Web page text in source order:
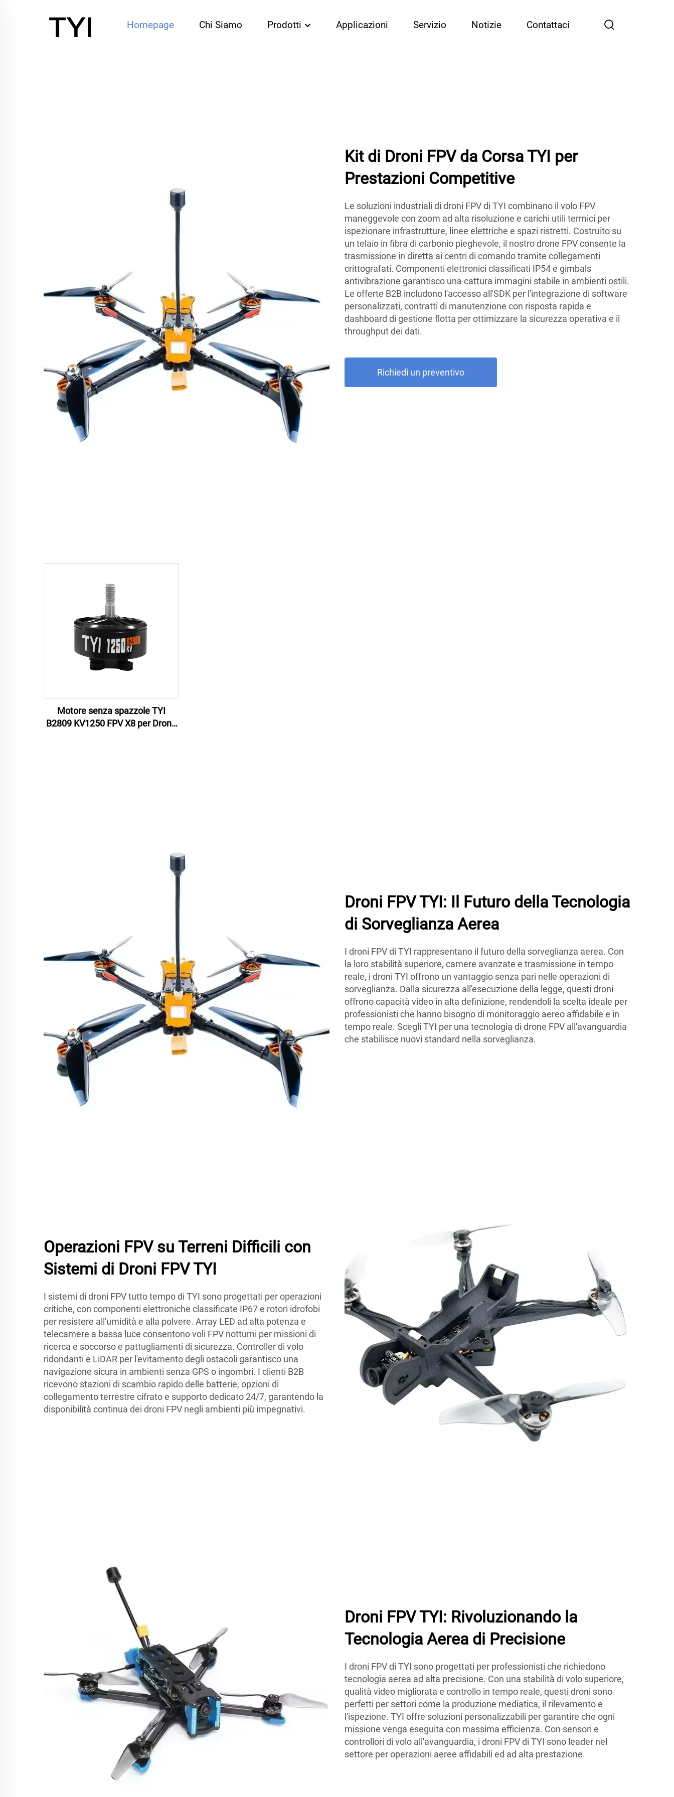
Homepage Chi Siamo Prodotti Applicazioni Servizio Notizie Contattaci
Kit di Droni FPV da Corsa TYI per
Prestazioni Competitive
Le soluzioni industriali di droni FPV di TYI combinano il volo FPV
maneggevole con zoom ad alta risoluzione e carichi utili termici per
ispezionare infrastrutture, linee elettriche e spazi ristretti. Costruito su
un telaio in fibra di carbonio pieghevole, il nostro drone FPV consente la
trasmissione in diretta ai centri di comando tramite collegamenti
crittografati. Componenti elettronici classificati IP54 e gimbals
antivibrazione garantisco una cattura immagini stabile in ambienti ostili.
Le offerte B2B includono l'accesso all'SDK per l'integrazione di software
personalizzati, contratti di manutenzione con risposta rapida e
dashboard di gestione flotta per ottimizzare la sicurezza operativa e il
throughput dei dati.
Richiedi un preventivo
Motore senza spazzole TYI
B2809 KV1250 FPV X8 per Drone
Droni FPV TYI: Il Futuro della Tecnologia
di Sorveglianza Aerea
I droni FPV di TYI rappresentano il futuro della sorveglianza aerea. Con
la loro stabilità superiore, camere avanzate e trasmissione in tempo
reale, i droni TYI offrono un vantaggio senza pari nelle operazioni di
sorveglianza. Dalla sicurezza all'esecuzione della legge, questi droni
offrono capacità video in alta definizione, rendendoli la scelta ideale per
professionisti che hanno bisogno di monitoraggio aereo affidabile e in
tempo reale. Scegli TYI per una tecnologia di drone FPV all'avanguardia
che stabilisce nuovi standard nella sorveglianza.
Operazioni FPV su Terreni Difficili con
Sistemi di Droni FPV TYI
I sistemi di droni FPV tutto tempo di TYI sono progettati per operazioni
critiche, con componenti elettroniche classificate IP67 e rotori idrofobi
per resistere all'umidità e alla polvere. Array LED ad alta potenza e
telecamere a bassa luce consentono voli FPV notturni per missioni di
ricerca e soccorso e pattugliamenti di sicurezza. Controller di volo
ridondanti e LiDAR per l'evitamento degli ostacoli garantisco una
navigazione sicura in ambienti senza GPS o ingombri. I clienti B2B
ricevono stazioni di scambio rapido delle batterie, opzioni di
collegamento terrestre cifrato e supporto dedicato 24/7, garantendo la
disponibilità continua dei droni FPV negli ambienti più impegnativi.
Droni FPV TYI: Rivoluzionando la
Tecnologia Aerea di Precisione
I droni FPV di TYI sono progettati per professionisti che richiedono
tecnologia aerea ad alta precisione. Con una stabilità di volo superiore,
qualità video migliorata e controllo in tempo reale, questi droni sono
perfetti per settori come la produzione mediatica, il rilevamento e
l'ispezione. TYI offre soluzioni personalizzabili per garantire che ogni
missione venga eseguita con massima efficienza. Con sensori e
controllori di volo all'avanguardia, i droni FPV di TYI sono leader nel
settore per operazioni aeree affidabili ed ad alta prestazione.